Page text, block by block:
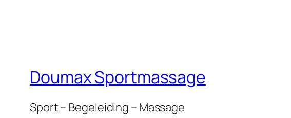
Doumax Sportmassage
Sport – Begeleiding – Massage